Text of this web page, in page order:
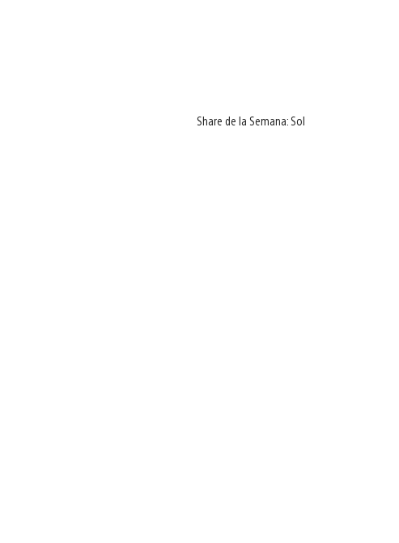
Share de la Semana: Sol